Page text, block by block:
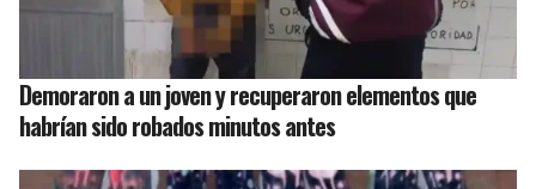
Demoraron a un joven y recuperaron elementos que
habrían sido robados minutos antes